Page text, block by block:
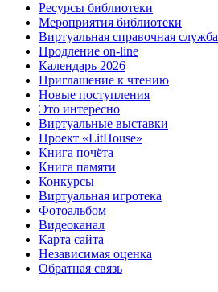
Ресурсы библиотеки
Мероприятия библиотеки
Виртуальная справочная служба
Продление on-line
Календарь 2026
Приглашение к чтению
Новые поступления
Это интересно
Виртуальные выставки
Проект «LitHouse»
Книга почёта
Книга памяти
Конкурсы
Виртуальная игротека
Фотоальбом
Видеоканал
Карта сайта
Независимая оценка
Обратная связь